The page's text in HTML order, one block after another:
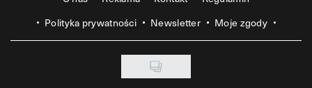
Polityka prywatności
Newsletter Moje zgody